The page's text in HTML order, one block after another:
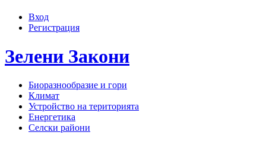
Вход
Регистрация
Зелени Закони
Биоразнообразие и гори
Климат
Устройство на територията
Енергетика
Селски райони